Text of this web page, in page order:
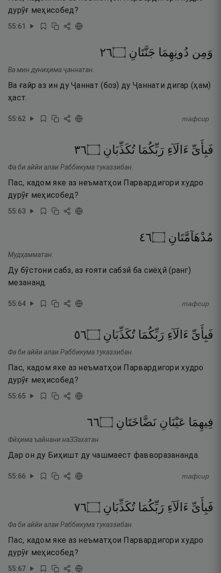
дурӯғ меҳисобед?
55:61
وَمِن دُونِهِمَا جَنَّتَانِ ۝٦٢
Ва мин дуниҳима ҷаннатан.
Ва ғайр аз ин ду Ҷаннат (боз) ду Ҷаннати дигар (ҳам)
ҳаст.
55:62 тафсир
فَبِأَىِّ ءَالَآءِ رَبِّكُمَا تُكَذِّبَانِ ۝٦٣
Фа би аййи алаи Раббикума туказзибан.
Пас, кадом яке аз неъматҳои Парвардигори худро
дурӯғ меҳисобед?
55:63
مُدْهَآمَّتَانِ ۝٦٤
Мудҳамматан.
Ду бӯстони сабз, аз ғояти сабзӣ ба сиёҳӣ (ранг)
мезананд.
55:64 тафсир
فَبِأَىِّ ءَالَآءِ رَبِّكُمَا تُكَذِّبَانِ ۝٦٥
Фа би аййи алаи Раббикума туказзибан.
Пас, кадом яке аз неъматҳои Парвардигори худро
дурӯғ меҳисобед?
55:65
فِيهِمَا عَيْنَانِ نَضَّاخَتَانِ ۝٦٦
Фӣҳима ъайнани наЗЗахатан.
Дар он ду Биҳишт ду чашмаест фавворазананда.
55:66 тафсир
فَبِأَىِّ ءَالَآءِ رَبِّكُمَا تُكَذِّبَانِ ۝٦٧
Фа би аййи алаи Раббикума туказзибан.
Пас, кадом яке аз неъматҳои Парвардигори худро
дурӯғ меҳисобед?
55:67